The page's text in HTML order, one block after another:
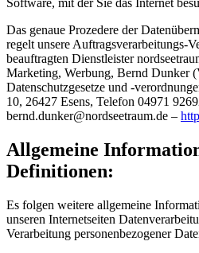
Software, mit der Sie das Internet
Das genaue Prozedere der
regelt unsere Auftragsverarbeitungs-
beauftragten Dienstleister
Marketing, Werbung, Bernd Dunker
Datenschutzgesetze und -
10, 26427 Esens, Telefon 04971
bernd.dunker@nordseetraum.de –
Allgemeine
Definitionen:
Es folgen weitere allgemeine
unseren Internetseiten
Verarbeitung personenbezogener